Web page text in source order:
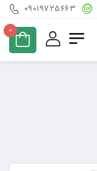
09019725663
0